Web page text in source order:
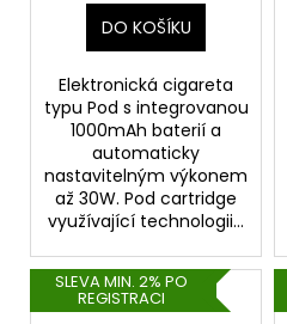
DO KOŠÍKU
Elektronická cigareta
typu Pod s integrovanou
1000mAh baterií a
automaticky
nastavitelným výkonem
až 30W. Pod cartridge
využívající technologii...
SLEVA MIN. 2% PO
REGISTRACI